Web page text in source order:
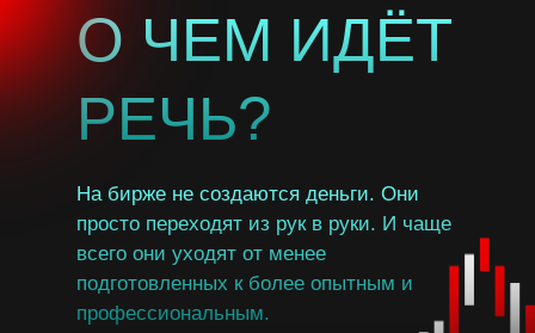
О ЧЕМ ИДЁТ
РЕЧЬ?
На бирже не создаются деньги. Они
просто переходят из рук в руки. И чаще
всего они уходят от менее
подготовленных к более опытным и
профессиональным.